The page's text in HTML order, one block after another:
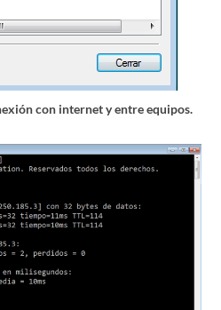
con internet y entre equipos.